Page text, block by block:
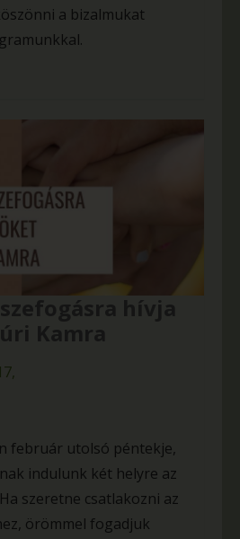
a bizalmukat
február utolsó péntekje,
indulunk két helyre az
szeretne csatlakozni az
örömmel fogadjuk